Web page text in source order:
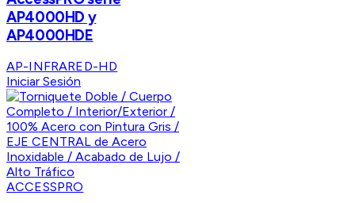
AP4000HD y
AP4000HDE
AP-INFRARED-HD
Iniciar Sesión
ACCESSPRO